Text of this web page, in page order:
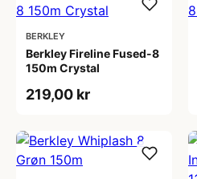
BERKLEY
Berkley Fireline Fused-8
150m Crystal
219,00 kr